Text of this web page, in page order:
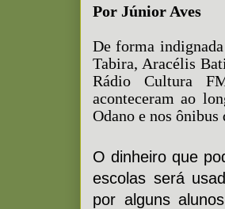
Por Júnior Aves
De forma
Tabira, Aracélis
Rádio Cultura
aconteceram ao
Odano e nos ônibus
O dinheiro que
escolas será
por alguns